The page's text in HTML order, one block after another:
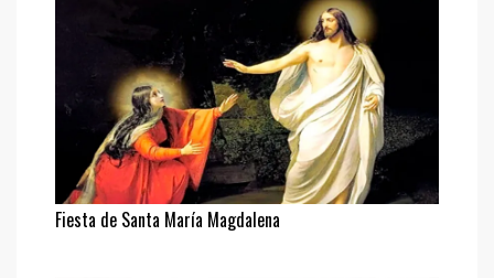
Fiesta de Santa María Magdalena